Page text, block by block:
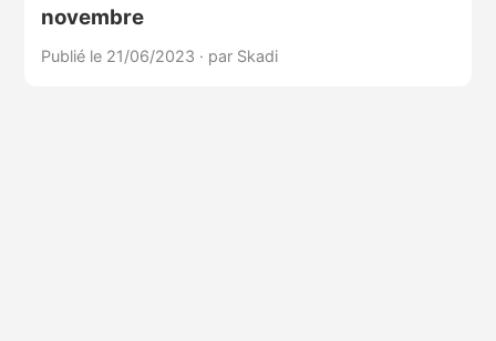
novembre
Publié le 21/06/2023 · par Skadi